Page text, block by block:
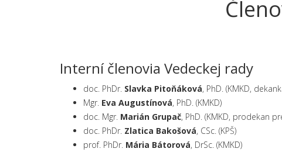
Interní členovia Vedeckej rady
doc. PhDr. Slavka Pitoňáková, PhD. (KMKD,
Mgr. Eva Augustínová, PhD. (KMKD)
doc. Mgr. Marián Grupač, PhD. (KMKD, prodekan
doc. PhDr. Zlatica Bakošová, CSc. (KPŠ)
prof. PhDr. Mária Bátorová, DrSc. (KMKD)